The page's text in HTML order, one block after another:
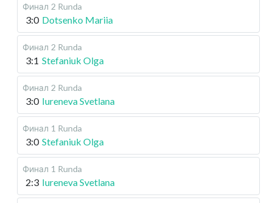
Финал 2 Runda
3:0 Dotsenko Mariia
Финал 2 Runda
3:1 Stefaniuk Olga
Финал 2 Runda
3:0 Iureneva Svetlana
Финал 1 Runda
3:0 Stefaniuk Olga
Финал 1 Runda
2:3 Iureneva Svetlana